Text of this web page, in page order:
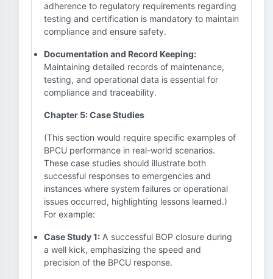
adherence to regulatory requirements regarding
testing and certification is mandatory to maintain
compliance and ensure safety.
Documentation and Record Keeping:
Maintaining detailed records of maintenance,
testing, and operational data is essential for
compliance and traceability.
Chapter 5: Case Studies
(This section would require specific examples of
BPCU performance in real-world scenarios.
These case studies should illustrate both
successful responses to emergencies and
instances where system failures or operational
issues occurred, highlighting lessons learned.)
For example:
Case Study 1: A successful BOP closure during
a well kick, emphasizing the speed and
precision of the BPCU response.